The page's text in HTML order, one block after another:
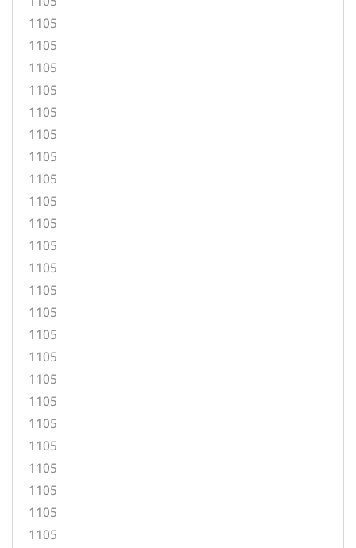
1105
1105
1105
1105
1105
1105
1105
1105
1105
1105
1105
1105
1105
1105
1105
1105
1105
1105
1105
1105
1105
1105
1105
1105